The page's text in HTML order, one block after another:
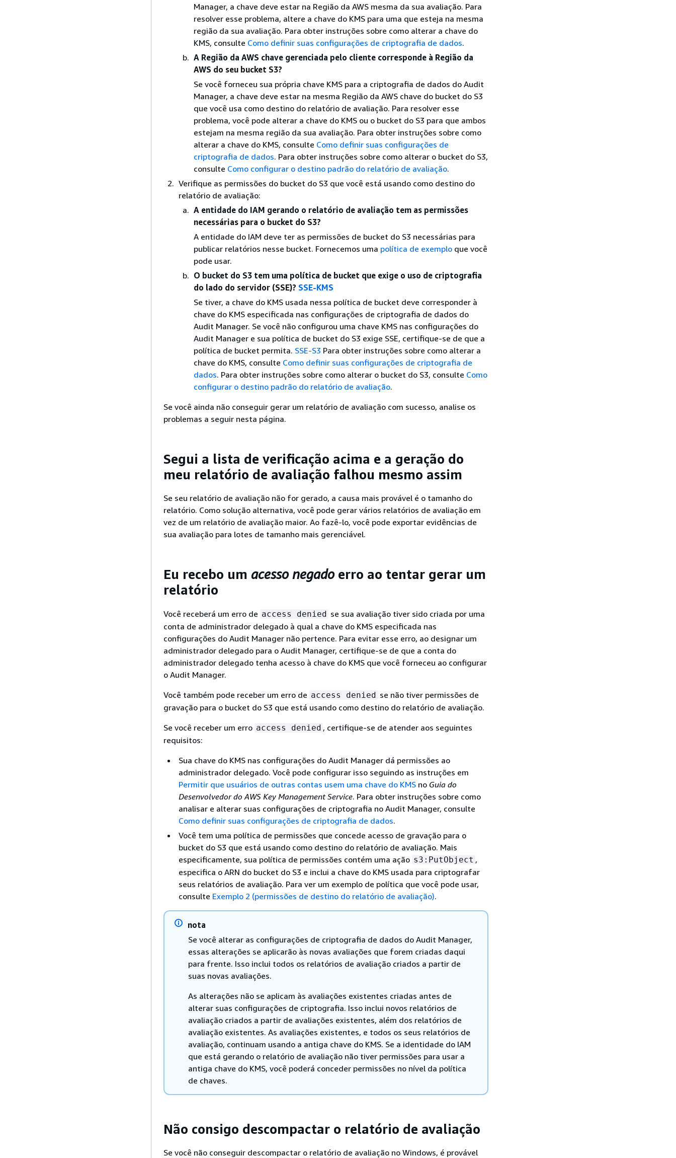
Manager, a chave deve estar na Região da AWS mesma da sua avaliação. Para
resolver esse problema, altere a chave do KMS para uma que esteja na mesma
região da sua avaliação. Para obter instruções sobre como alterar a chave do
KMS, consulte Como definir suas configurações de criptografia de dados.
A Região da AWS chave gerenciada pelo cliente corresponde à Região da
AWS do seu bucket S3?
Se você forneceu sua própria chave KMS para a criptografia de dados do Audit
Manager, a chave deve estar na mesma Região da AWS chave do bucket do S3
que você usa como destino do relatório de avaliação. Para resolver esse
problema, você pode alterar a chave do KMS ou o bucket do S3 para que ambos
estejam na mesma região da sua avaliação. Para obter instruções sobre como
alterar a chave do KMS, consulte Como definir suas configurações de
criptografia de dados. Para obter instruções sobre como alterar o bucket do S3,
consulte Como configurar o destino padrão do relatório de avaliação.
Verifique as permissões do bucket do S3 que você está usando como destino do
relatório de avaliação:
A entidade do IAM gerando o relatório de avaliação tem as permissões
necessárias para o bucket do S3?
A entidade do IAM deve ter as permissões de bucket do S3 necessárias para
publicar relatórios nesse bucket. Fornecemos uma política de exemplo que você
pode usar.
O bucket do S3 tem uma política de bucket que exige o uso de criptografia
do lado do servidor (SSE)? SSE-KMS
Se tiver, a chave do KMS usada nessa política de bucket deve corresponder à
chave do KMS especificada nas configurações de criptografia de dados do
Audit Manager. Se você não configurou uma chave KMS nas configurações do
Audit Manager e sua política de bucket do S3 exige SSE, certifique-se de que a
política de bucket permita. SSE-S3 Para obter instruções sobre como alterar a
chave do KMS, consulte Como definir suas configurações de criptografia de
dados. Para obter instruções sobre como alterar o bucket do S3, consulte Como
configurar o destino padrão do relatório de avaliação.
Se você ainda não conseguir gerar um relatório de avaliação com sucesso, analise os
problemas a seguir nesta página.
Segui a lista de verificação acima e a geração do
meu relatório de avaliação falhou mesmo assim
Se seu relatório de avaliação não for gerado, a causa mais provável é o tamanho do
relatório. Como solução alternativa, você pode gerar vários relatórios de avaliação em
vez de um relatório de avaliação maior. Ao fazê-lo, você pode exportar evidências de
sua avaliação para lotes de tamanho mais gerenciável.
Eu recebo um acesso negadoerro ao tentar gerar um
relatório
Você receberá um erro de access denied se sua avaliação tiver sido criada por uma
conta de administrador delegado à qual a chave do KMS especificada nas
configurações do Audit Manager não pertence. Para evitar esse erro, ao designar um
administrador delegado para o Audit Manager, certifique-se de que a conta do
administrador delegado tenha acesso à chave do KMS que você forneceu ao configurar
o Audit Manager.
Você também pode receber um erro de access denied se não tiver permissões de
gravação para o bucket do S3 que está usando como destino do relatório de avaliação.
Se você receber um erro access denied , certifique-se de atender aos seguintes
requisitos:
Sua chave do KMS nas configurações do Audit Manager dá permissões ao
administrador delegado. Você pode configurar isso seguindo as instruções em
Permitir que usuários de outras contas usem uma chave do KMS no Guia do
Desenvolvedor do AWS Key Management Service. Para obter instruções sobre como
analisar e alterar suas configurações de criptografia no Audit Manager, consulte
Como definir suas configurações de criptografia de dados.
Você tem uma política de permissões que concede acesso de gravação para o
bucket do S3 que está usando como destino do relatório de avaliação. Mais
especificamente, sua política de permissões contém uma ação s3:PutObject ,
especifica o ARN do bucket do S3 e inclui a chave do KMS usada para criptografar
seus relatórios de avaliação. Para ver um exemplo de política que você pode usar,
consulte Exemplo 2 (permissões de destino do relatório de avaliação).
nota
Se você alterar as configurações de criptografia de dados do Audit Manager,
essas alterações se aplicarão às novas avaliações que forem criadas daqui
para frente. Isso inclui todos os relatórios de avaliação criados a partir de
suas novas avaliações.
As alterações não se aplicam às avaliações existentes criadas antes de
alterar suas configurações de criptografia. Isso inclui novos relatórios de
avaliação criados a partir de avaliações existentes, além dos relatórios de
avaliação existentes. As avaliações existentes, e todos os seus relatórios de
avaliação, continuam usando a antiga chave do KMS. Se a identidade do IAM
que está gerando o relatório de avaliação não tiver permissões para usar a
antiga chave do KMS, você poderá conceder permissões no nível da política
de chaves.
Não consigo descompactar o relatório de avaliação
Se você não conseguir descompactar o relatório de avaliação no Windows, é provável